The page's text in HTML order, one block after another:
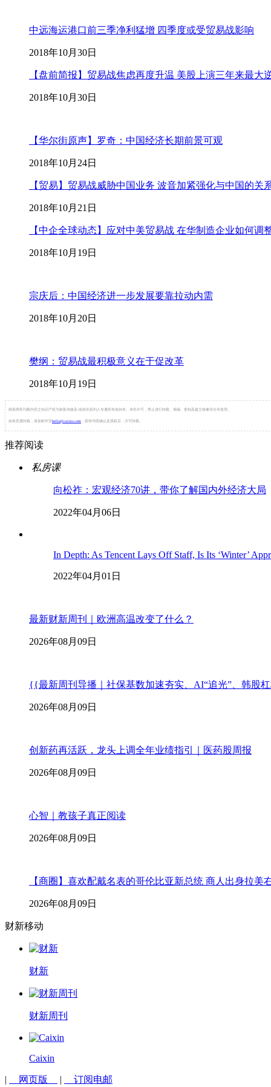
中远海运港口前三季净利猛增 四季度或受贸易战影响
2018年10月30日
【盘前简报】贸易战焦虑再度升温 美股上演三年来最大
2018年10月30日
【华尔街原声】罗奇：中国经济长期前景可观
2018年10月24日
【贸易】贸易战威胁中国业务 波音加紧强化与中国的关
2018年10月21日
【中企全球动态】应对中美贸易战 在华制造企业如何调
2018年10月19日
宗庆后：中国经济进一步发展要靠拉动内需
2018年10月20日
樊纲：贸易战最积极意义在于促改革
2018年10月19日
财新网所刊载内容之知识产权为财新传媒及/或相关权利人专属所有或持有。未经许可，禁止进行转载、摘编、复制及建立镜像等任何使用。
如有意愿转载，请发邮件至 hello@caixin.com ，获得书面确认及授权后，方可转载。
推荐阅读
私房课
向松祚：宏观经济70讲，带你了解国内外经济大局
2022年04月06日
In Depth: As Tencent Lays Off Staff, Is Its ‘Winter’
2022年04月01日
最新财新周刊｜欧洲高温改变了什么？
2026年08月09日
{{最新周刊导播｜社保基数加速夯实、AI“追光”、韩股
2026年08月09日
创新药再活跃，龙头上调全年业绩指引｜医药股周报
2026年08月09日
心智｜教孩子真正阅读
2026年08月09日
【商圈】喜欢配戴名表的哥伦比亚新总统 商人出身拉美
2026年08月09日
财新移动
财新
财新周刊
Caixin
| 网页版 | 订阅电邮